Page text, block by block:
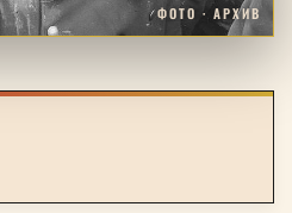
ФОТО · АРХИВ